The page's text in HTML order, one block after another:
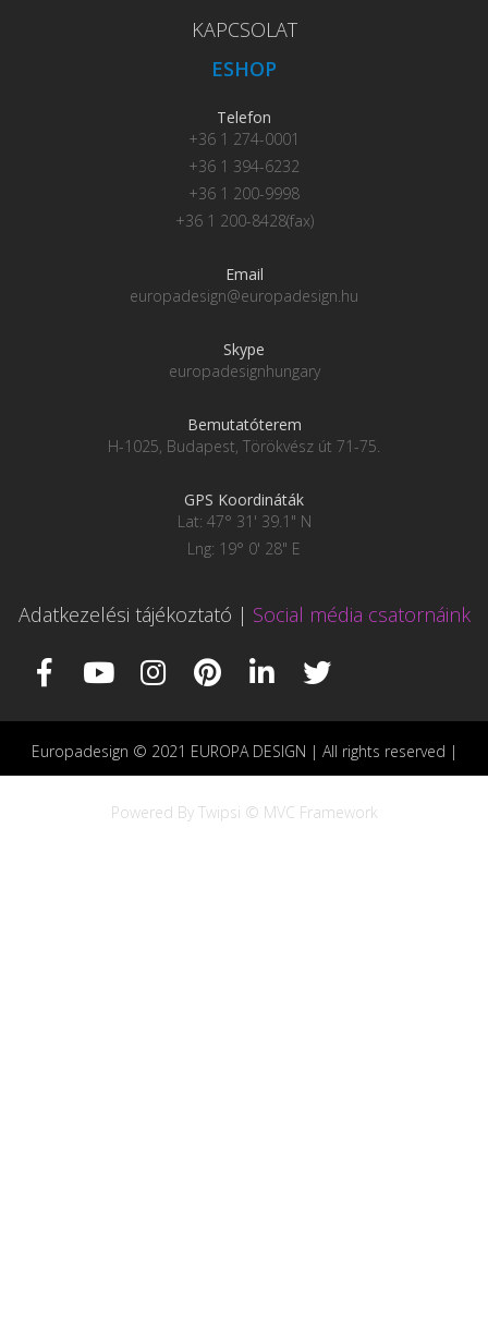
KAPCSOLAT
ESHOP
Telefon
+36 1 274-0001
+36 1 394-6232
+36 1 200-9998
+36 1 200-8428(fax)
Email
europadesign@europadesign.hu
Skype
europadesignhungary
Bemutatóterem
H-1025, Budapest, Törökvész út 71-75.
GPS Koordináták
Lat: 47° 31' 39.1" N
Lng: 19° 0' 28" E
Adatkezelési tájékoztató | Social média csatornáink
Europadesign © 2021 EUROPA DESIGN | All rights reserved |
Powered By Twipsi © MVC Framework